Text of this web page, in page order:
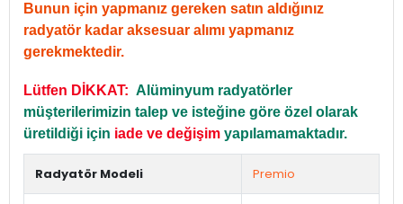
Bunun için yapmanız gereken satın aldığınız
radyatör kadar aksesuar alımı yapmanız
gerekmektedir.
Lütfen DİKKAT: Alüminyum radyatörler
müşterilerimizin talep ve isteğine göre özel olarak
üretildiği için iade ve değişim yapılamamaktadır.
Radyatör Modeli Premio